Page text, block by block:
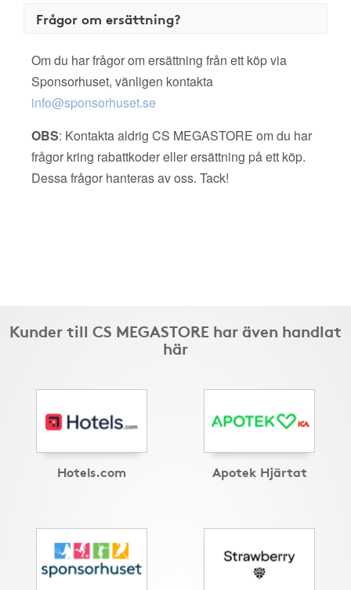
Frågor om ersättning?
Om du har frågor om ersättning från ett köp via
Sponsorhuset, vänligen kontakta
info@sponsorhuset.se
OBS: Kontakta aldrig CS MEGASTORE om du har
frågor kring rabattkoder eller ersättning på ett köp.
Dessa frågor hanteras av oss. Tack!
Kunder till CS MEGASTORE har även handlat
här
Hotels.com Apotek Hjärtat